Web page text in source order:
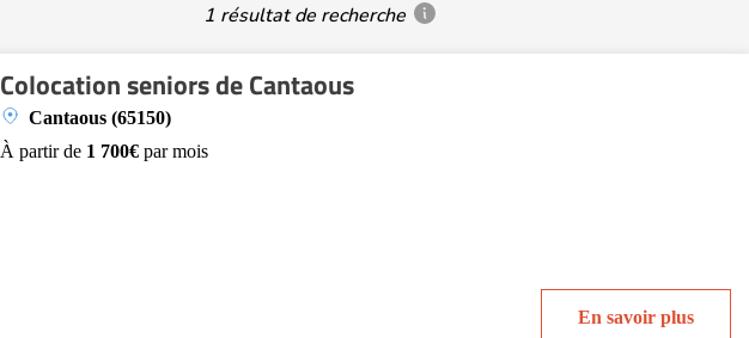
1 résultat de recherche
Colocation seniors de Cantaous
Cantaous (65150)
À partir de 1 700€par mois
En savoir plus